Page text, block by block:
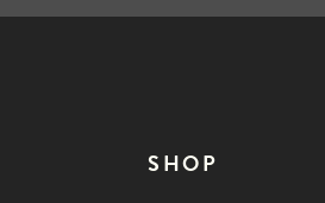
SHOP